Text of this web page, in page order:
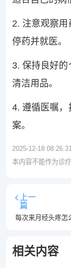
2. 注意观察
停药并就医。
3. 保持良好
清洁用品。
4. 遵循医嘱
案。
2025-12-18 08:26:31
本内容不能作为诊
上一
篇
每次来月经头疼怎
相关内容